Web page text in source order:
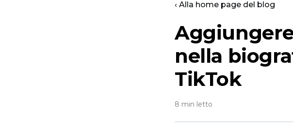
‹ Alla home page del blog
nella
TikTok
8 min letto